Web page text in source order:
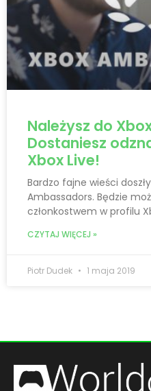
Należysz do
Dostaniesz
Xbox Live!
Bardzo fajne wieści
Ambassadors. Będzie
członkostwem w profilu
CZYTAJ WIĘCEJ »
Piotr Dudek 1 maja 2019